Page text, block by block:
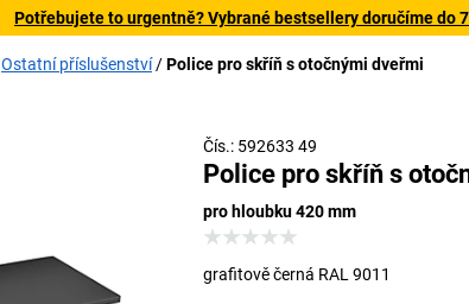
Potřebujete to urgentně? Vybrané bestsellery doručíme do
Ostatní příslušenství Police pro skříň s otočnými dveřmi
Čís.: 592633 49
Police pro skříň s
pro hloubku 420 mm
grafitově černá RAL 9011